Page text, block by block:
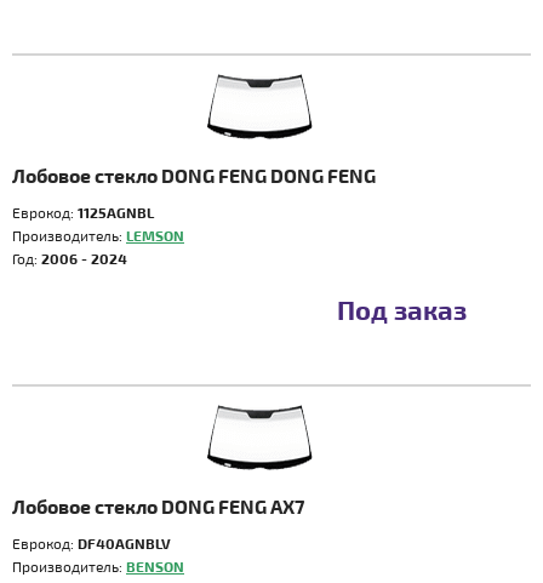
Лобовое стекло DONG FENG DONG FENG
Еврокод: 1125AGNBL
Производитель: LEMSON
Год: 2006 - 2024
Под заказ
Лобовое стекло DONG FENG AX7
Еврокод: DF40AGNBLV
Производитель: BENSON